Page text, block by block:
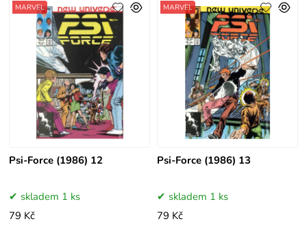
Psi-Force (1986) 12
MARVEL
skladem 1 ks
79 Kč
Psi-Force (1986) 13
MARVEL
skladem 1 ks
79 Kč